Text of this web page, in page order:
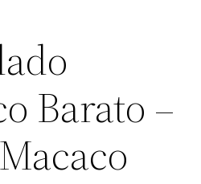
Barato –